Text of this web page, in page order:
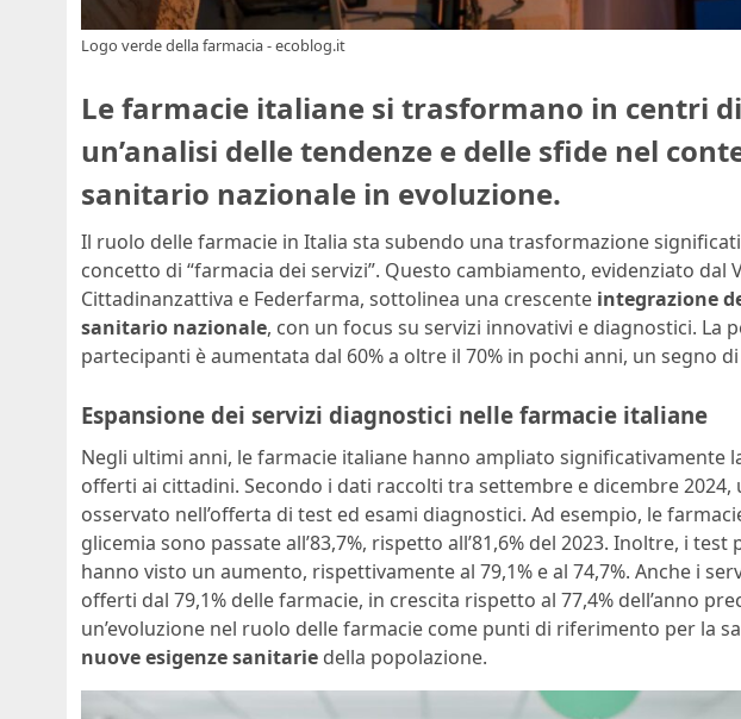
Logo verde della farmacia - ecoblog.it
Le farmacie italiane si trasformano in centri
un’analisi delle tendenze e delle sfide nel
sanitario nazionale in evoluzione.
Il ruolo delle farmacie in Italia sta subendo una trasformazione
concetto di “farmacia dei servizi”. Questo cambiamento, evidenziato dal
Cittadinanzattiva e Federfarma, sottolinea una crescente integrazione
sanitario nazionale, con un focus su servizi innovativi e diagnostici. La
partecipanti è aumentata dal 60% a oltre il 70% in pochi anni, un segno
Espansione dei servizi diagnostici nelle farmacie italiane
Negli ultimi anni, le farmacie italiane hanno ampliato significativamente
offerti ai cittadini. Secondo i dati raccolti tra settembre e dicembre
osservato nell’offerta di test ed esami diagnostici. Ad esempio, le
glicemia sono passate all’83,7%, rispetto all’81,6% del 2023. Inoltre, i
hanno visto un aumento, rispettivamente al 79,1% e al 74,7%. Anche i
offerti dal 79,1% delle farmacie, in crescita rispetto al 77,4% dell’anno
un’evoluzione nel ruolo delle farmacie come punti di riferimento per la
nuove esigenze sanitarie della popolazione.